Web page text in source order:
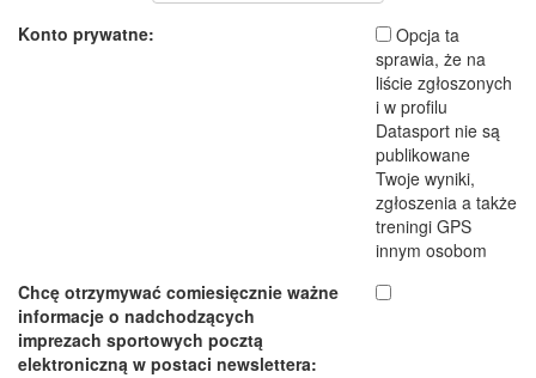
Konto prywatne:
Opcja ta
sprawia, że na
liście zgłoszonych
i w profilu
Datasport nie są
publikowane
Twoje wyniki,
zgłoszenia a także
treningi GPS
innym osobom
Chcę otrzymywać comiesięcznie ważne
informacje o nadchodzących
imprezach sportowych pocztą
elektroniczną w postaci newslettera: